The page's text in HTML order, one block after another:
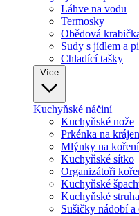
Láhve na vodu
Termosky
Obědová
Sudy s jídlem a
Chladící tašky
Kuchyňské náčiní
Kuchyňské nože
Prkénka na
Mlýnky na koření
Kuchyňské sítko
Organizátoři
Kuchyňské
Kuchyňské
Sušičky nádobí